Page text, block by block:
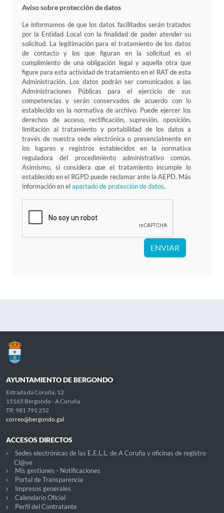
Aviso sobre protección de datos
Le informamos de que los datos facilitados serán tratados
por la Entidad Local con la finalidad de poder atender su
solicitud. La legitimación para el tratamiento de los datos
de contacto y los que figuran en la solicitud es el
cumplimiento de una obligación legal y aquella otra que
figure para esta actividad de tratamiento en el RAT de esta
Administración. Los datos podrán ser comunicados a las
Administraciones Públicas para el ejercicio de sus
competencias y serán conservados de acuerdo con lo
establecido en la normativa de archivo. Puede ejercer los
derechos de acceso, rectificación, supresión, oposición,
limitación al tratamiento y portabilidad de los datos a
través de nuestra sede electrónica o presencialmente en
los lugares y registros establecidos en la normativa
reguladora del procedimiento administrativo común.
Asimismo, si considera que el tratamiento incumple lo
establecido en el RGPD puede reclamar ante la AEPD. Más
información en elapartado de protección de datos.
ENVIAR
AYUNTAMIENTO DE BERGONDO
Estrada da Coruña, 12
15165 Bergondo - A Coruña
Tlf: 981 791 252
correo@bergondo.gal
ACCESOS DIRECTOS
Sedes electrónicas de las E.E.L.L. de A Coruña y oficinas de registro
Cl@ve
Mis gestiones - Notificaciones
Portal de Transparencia
Impresos generales
Calendario Oficial
Perfil del Contratante